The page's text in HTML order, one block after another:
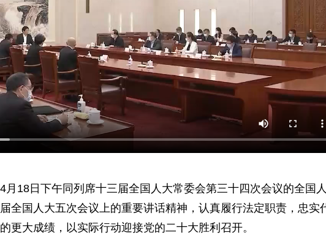
18日下午同列席十三届全国人大常委会第三十四次会议的全国
全国人大五次会议上的重要讲话精神，认真履行法定职责，忠实
更大成绩，以实际行动迎接党的二十大胜利召开。